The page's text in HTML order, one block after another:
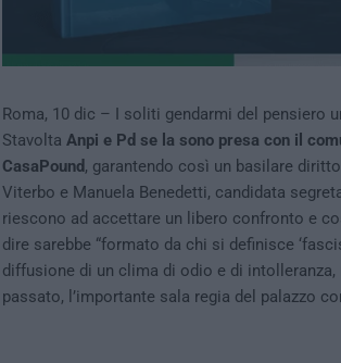
Roma, 10 dic – I soliti gendarmi del pensiero
Stavolta Anpi e Pd se la sono presa con il
CasaPound, garantendo così un basilare
Viterbo e Manuela Benedetti, candidata
riescono ad accettare un libero confronto e
dire sarebbe “formato da chi si definisce
diffusione di un clima di odio e di
passato, l’importante sala regia del palazzo